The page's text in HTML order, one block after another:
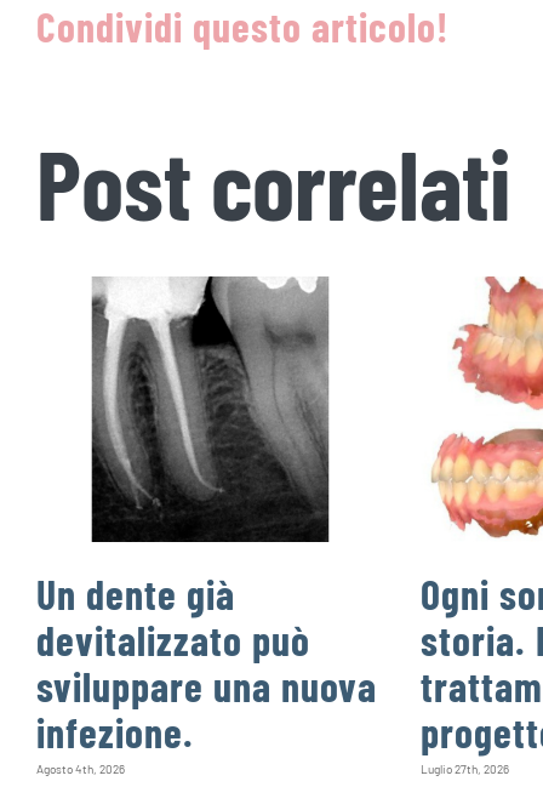
Condividi questo articolo!
Post correlati
Un dente già
devitalizzato può
sviluppare una nuova
infezione.
Agosto 4th, 2026
Ogni
storia.
Luglio 27th, 2026